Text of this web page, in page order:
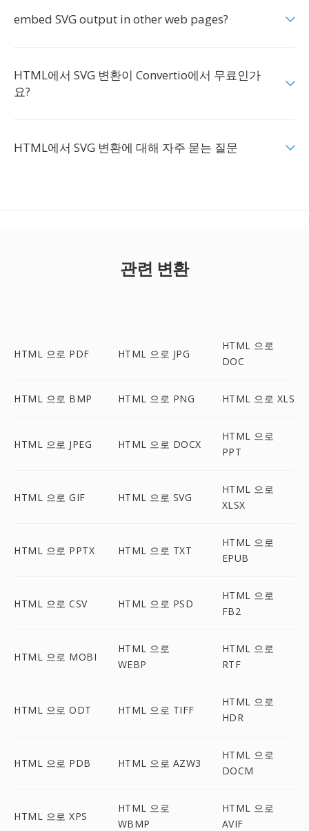
embed SVG output in other web pages?
HTML에서 SVG 변환이 Convertio에서 무료인가
요?
HTML에서 SVG 변환에 대해 자주 묻는 질문
관련 변환
HTML 으로 PDF HTML 으로 JPG
HTML 으로
DOC
HTML 으로 BMP HTML 으로 PNG HTML 으로 XLS
HTML 으로 JPEG HTML 으로 DOCX
HTML 으로
PPT
HTML 으로 GIF HTML 으로 SVG
HTML 으로
XLSX
HTML 으로 PPTX HTML 으로 TXT
HTML 으로
EPUB
HTML 으로 CSV HTML 으로 PSD
HTML 으로
FB2
HTML 으로 MOBI
HTML 으로
WEBP
HTML 으로
RTF
HTML 으로 ODT HTML 으로 TIFF
HTML 으로
HDR
HTML 으로 PDB HTML 으로 AZW3
HTML 으로
DOCM
HTML 으로 XPS
HTML 으로
WBMP
HTML 으로
AVIF